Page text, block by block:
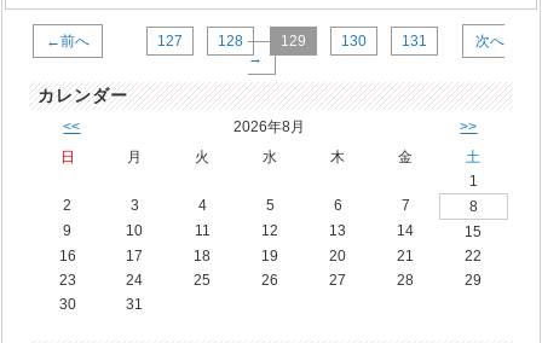
←前へ 127 128 129 130 131
次へ
→
カレンダー
<< 2026年8月 >>
日 月 火 水 木 金
土
1
2
3 4 5 6 7
8
9
10 11 12 13 14
15
16
17 18 19 20 21
22
23
24 25 26 27 28
29
30
31